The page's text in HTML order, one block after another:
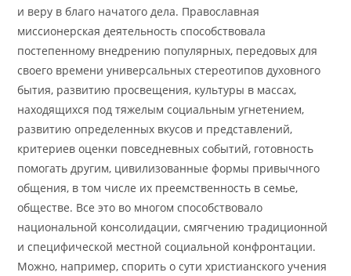
и веру в благо начатого дела. Православная
миссионерская деятельность способствовала
постепенному внедрению популярных, передовых для
своего времени универсальных стереотипов духовного
бытия, развитию просвещения, культуры в массах,
находящихся под тяжелым социальным угнетением,
развитию определенных вкусов и представлений,
критериев оценки повседневных событий, готовность
помогать другим, цивилизованные формы привычного
общения, в том числе их преемственность в семье,
обществе. Все это во многом способствовало
национальной консолидации, смягчению традиционной
и специфической местной социальной конфронтации.
Можно, например, спорить о сути христианского учения